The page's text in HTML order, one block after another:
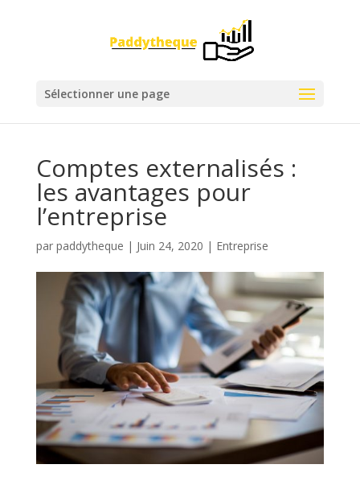
Sélectionner une page
Comptes externalisés :
les avantages pour
l’entreprise
par paddytheque | Juin 24, 2020 | Entreprise